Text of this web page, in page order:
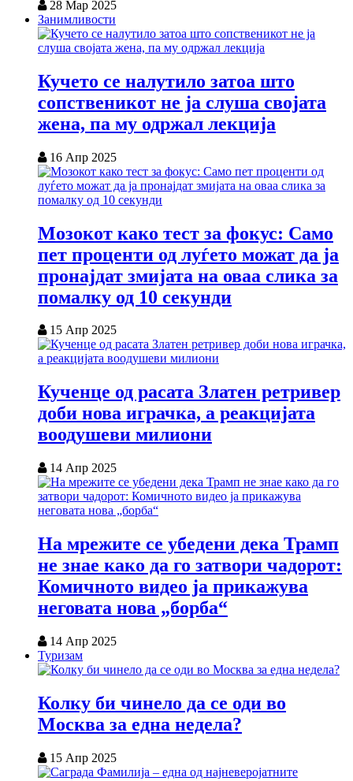
28 Мар 2025
Занимливости
Кучето се налутило затоа што
сопственикот не ја слуша својата
жена, па му одржал лекција
16 Апр 2025
Мозокот како тест за фокус: Само
пет проценти од луѓето можат да ја
пронајдат змијата на оваа слика за
помалку од 10 секунди
15 Апр 2025
Кученце од расата Златен ретривер
доби нова играчка, а реакцијата
воодушеви милиони
14 Апр 2025
На мрежите се убедени дека Трамп
не знае како да го затвори чадорот:
Комичното видео ја прикажува
неговата нова „борба“
14 Апр 2025
Туризам
Колку би чинело да се оди во
Москва за една недела?
15 Апр 2025